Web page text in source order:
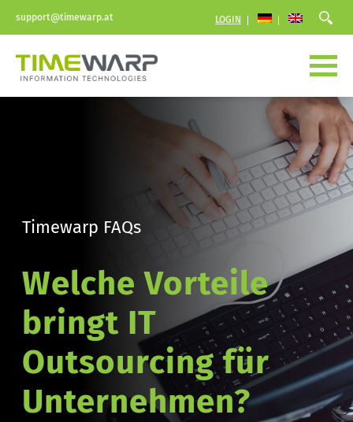
support@timewarp.at LOGIN
Timewarp FAQs
Welche Vorteile
bringt IT
Outsourcing für
Unternehmen?